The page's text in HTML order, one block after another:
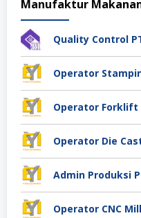
Manufaktur
Admin Produksi